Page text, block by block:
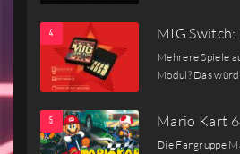
MIG Switch:
Mehrere Spiele
Modul? Das
Mario Kart
Die Fangruppe